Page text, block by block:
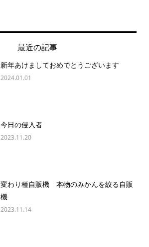
最近の記事
新年あけましておめでとうございます
2024.01.01
今日の侵入者
2023.11.20
変わり種自販機 本物のみかんを絞る自販
機
2023.11.14